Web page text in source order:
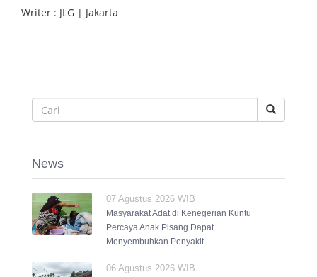
Writer : JLG | Jakarta
News
07 Agustus 2026 WIB
Masyarakat Adat di Kenegerian Kuntu
Percaya Anak Pisang Dapat
Menyembuhkan Penyakit
06 Agustus 2026 WIB